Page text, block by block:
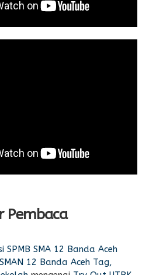
Pembaca
SPMB SMA 12 Banda Aceh
12 Banda Aceh Tag,